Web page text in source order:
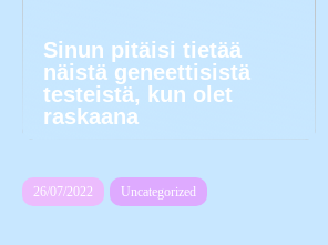
Sinun pitäisi tietää
näistä geneettisistä
testeistä, kun olet
raskaana
26/07/2022 Uncategorized